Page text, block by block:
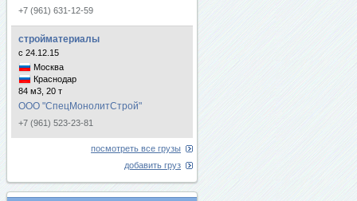
+7 (961) 631-12-59
стройматериалы
с 24.12.15
Москва
Краснодар
84 м3, 20 т
ООО "СпецМонолитСтрой"
+7 (961) 523-23-81
посмотреть все грузы
добавить груз